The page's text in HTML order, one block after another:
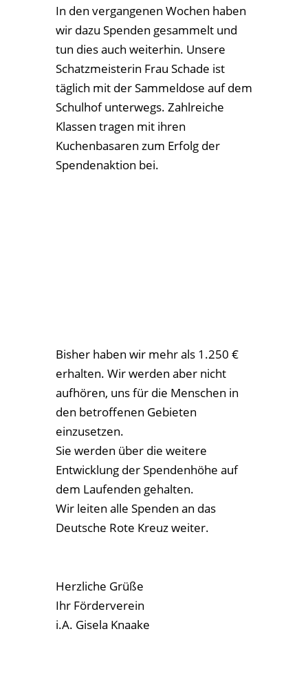
In den vergangenen Wochen haben
wir dazu Spenden gesammelt und
tun dies auch weiterhin. Unsere
Schatzmeisterin Frau Schade ist
täglich mit der Sammeldose auf dem
Schulhof unterwegs. Zahlreiche
Klassen tragen mit ihren
Kuchenbasaren zum Erfolg der
Spendenaktion bei.
Bisher haben wir mehr als 1.250 €
erhalten. Wir werden aber nicht
aufhören, uns für die Menschen in
den betroffenen Gebieten
einzusetzen.
Sie werden über die weitere
Entwicklung der Spendenhöhe auf
dem Laufenden gehalten.
Wir leiten alle Spenden an das
Deutsche Rote Kreuz weiter.
Herzliche Grüße
Ihr Förderverein
i.A. Gisela Knaake